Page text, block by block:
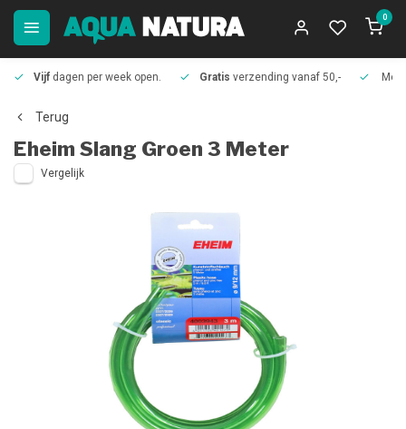
0
Vijf dagen per week open. Gratis verzending vanaf 50,-
Terug
Eheim Slang Groen 3 Meter
Vergelijk